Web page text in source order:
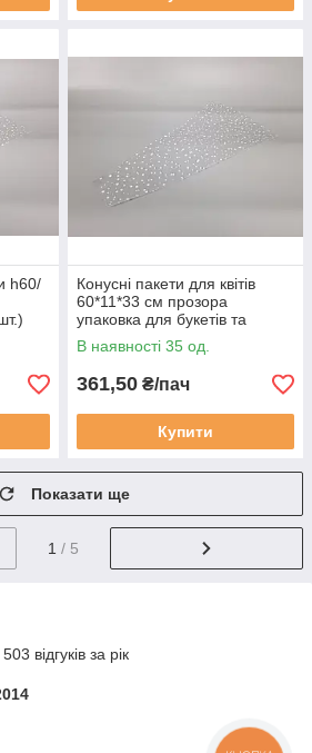
h60/
Конусні пакети для квітів
60*11*33 см прозора
упаковка для букетів та
композицій 100 штук
(2125080302)
В наявності 35 од.
361,50 ₴/пач
Купити
Показати ще
1 / 5
відгуків за рік